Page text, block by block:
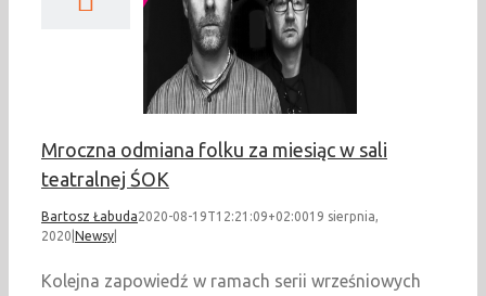
Mroczna odmiana folku za miesiąc w sali
teatralnej ŚOK
Bartosz Łabuda2020-08-19T12:21:09+02:0019 sierpnia,
2020 Newsy
Kolejna zapowiedź w ramach serii wrześniowych